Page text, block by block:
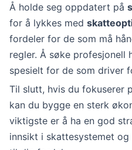
Å holde seg oppdatert på
for å lykkes med
fordeler for de som må
regler. Å søke profesjonell
spesielt for de som driver
Til slutt, hvis du fokuserer
kan du bygge en sterk
viktigste er å ha en god
innsikt i skattesystemet